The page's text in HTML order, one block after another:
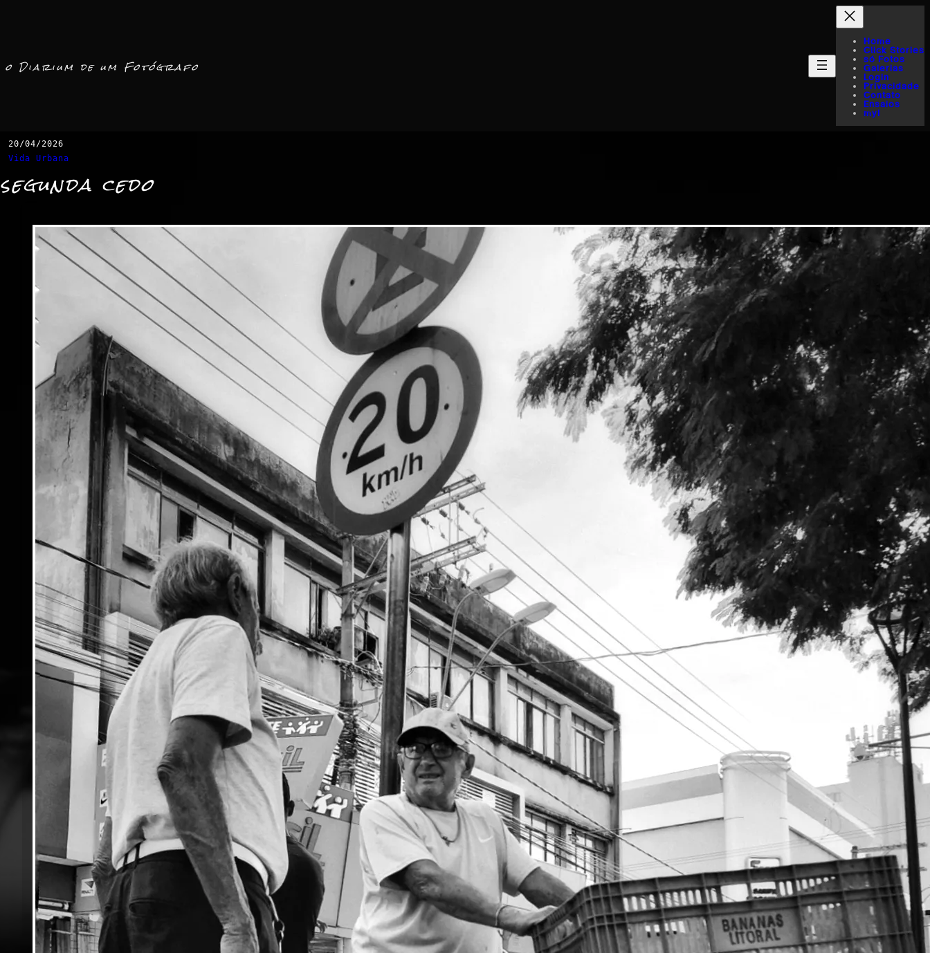
o Diarium de um Fotógrafo
Home
Click Stories
só Fotos
Galerias
Login
Privacidade
Contato
Ensaios
myI
20/04/2026
Vida Urbana
segunda cedo